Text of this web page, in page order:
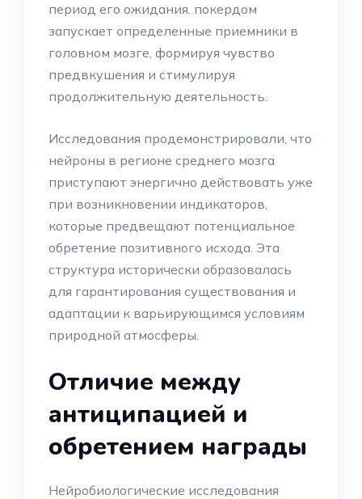
период его ожидания. покердом
запускает определенные приемники в
головном мозге, формируя чувство
предвкушения и стимулируя
продолжительную деятельность.
Исследования продемонстрировали, что
нейроны в регионе среднего мозга
приступают энергично действовать уже
при возникновении индикаторов,
которые предвещают потенциальное
обретение позитивного исхода. Эта
структура исторически образовалась
для гарантирования существования и
адаптации к варьирующимся условиям
природной атмосферы.
Отличие между
антиципацией и
обретением награды
Нейробиологические исследования